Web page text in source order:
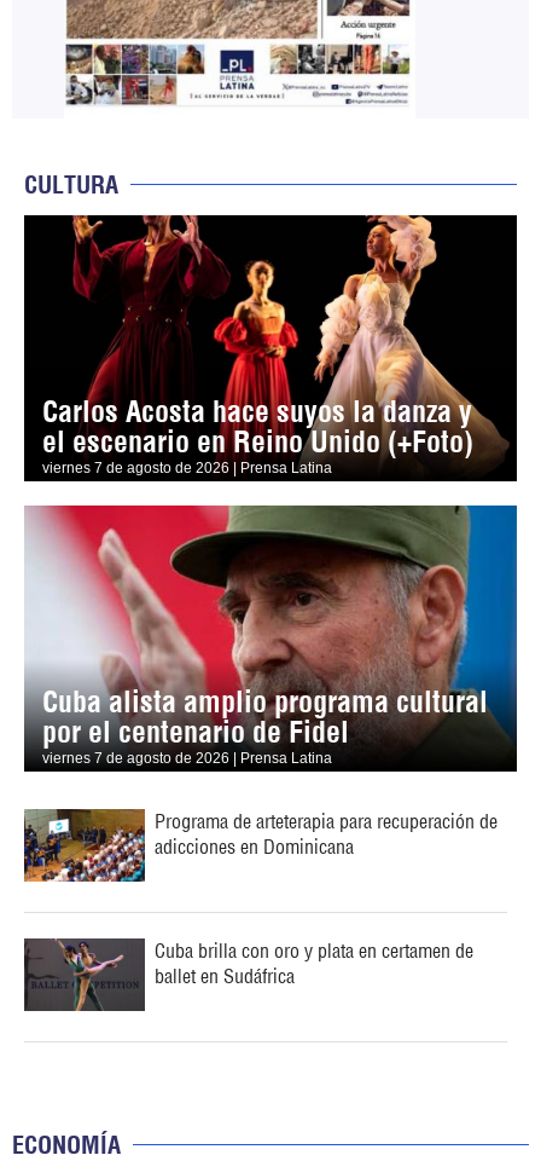
CULTURA
Carlos Acosta hace suyos la danza y
el escenario en Reino Unido (+Foto)
viernes 7 de agosto de 2026 | Prensa Latina
Cuba alista amplio programa cultural
por el centenario de Fidel
viernes 7 de agosto de 2026 | Prensa Latina
Programa de arteterapia para recuperación de
adicciones en Dominicana
Cuba brilla con oro y plata en certamen de
ballet en Sudáfrica
ECONOMÍA